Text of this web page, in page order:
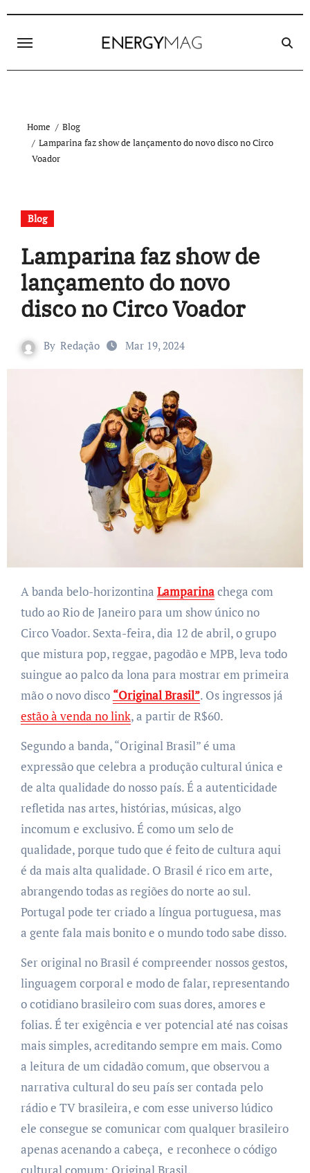
content
Home
Blog
Lamparina faz show de lançamento do novo disco no Circo
Voador
Blog
Lamparina faz show de
lançamento do novo
disco no Circo Voador
By Redação Mar 19, 2024
A banda belo-horizontina Lamparinachega com
tudo ao Rio de Janeiro para um show único no
Circo Voador. Sexta-feira, dia 12 de abril, o grupo
que mistura pop, reggae, pagodão e MPB, leva todo
suingue ao palco da lona para mostrar em primeira
mão o novo disco “Original Brasil”. Os ingressos já
estão à venda no link, a partir de R$60.
Segundo a banda, “Original Brasil” é uma
expressão que celebra a produção cultural única e
de alta qualidade do nosso país. É a autenticidade
refletida nas artes, histórias, músicas, algo
incomum e exclusivo. É como um selo de
qualidade, porque tudo que é feito de cultura aqui
é da mais alta qualidade. O Brasil é rico em arte,
abrangendo todas as regiões do norte ao sul.
Portugal pode ter criado a língua portuguesa, mas
a gente fala mais bonito e o mundo todo sabe disso.
Ser original no Brasil é compreender nossos gestos,
linguagem corporal e modo de falar, representando
o cotidiano brasileiro com suas dores, amores e
folias. É ter exigência e ver potencial até nas coisas
mais simples, acreditando sempre em mais. Como
a leitura de um cidadão comum, que observou a
narrativa cultural do seu país ser contada pelo
rádio e TV brasileira, e com esse universo lúdico
ele consegue se comunicar com qualquer brasileiro
apenas acenando a cabeça, e reconhece o código
cultural comum: Original Brasil.